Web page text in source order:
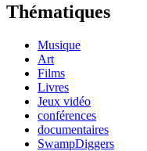
Thématiques
Musique
Art
Films
Livres
Jeux vidéo
conférences
documentaires
SwampDiggers